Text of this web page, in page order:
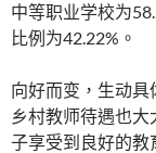
中等职业学校为
比例为42.22%。
向好而变，生动具
乡村教师待遇也
子享受到良好的教